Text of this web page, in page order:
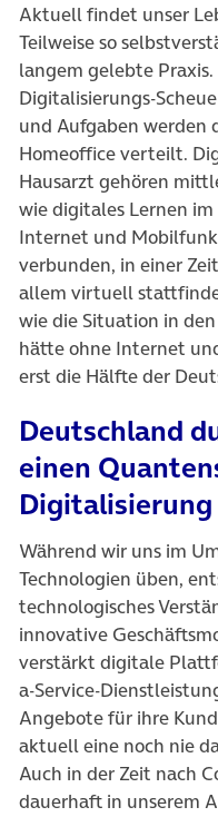
Aktuell findet unser
Teilweise so
langem gelebte
Digitalisierungs-
und Aufgaben werden
Homeoffice verteilt.
Hausarzt gehören
wie digitales Lernen
Internet und
verbunden, in einer
allem virtuell
wie die Situation in
hätte ohne Internet
erst die Hälfte der
Deutschland
einen
Digitalisierung
Während wir uns im
Technologien üben,
technologisches
innovative
verstärkt digitale
a-Service-
Angebote für ihre
aktuell eine noch nie
Auch in der Zeit nach
dauerhaft in unserem